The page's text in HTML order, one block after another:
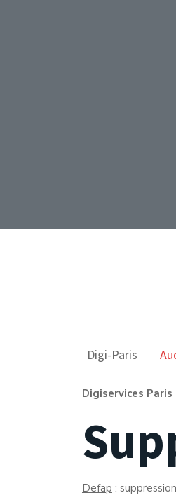
Digi-Paris
Digiservices Paris
Defap :